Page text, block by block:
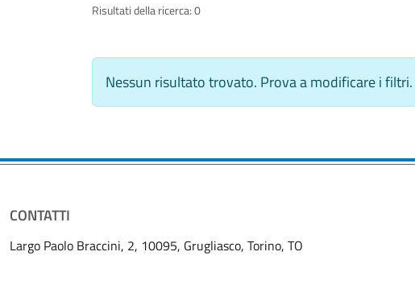
Risultati della ricerca: 0
Nessun risultato trovato. Prova a modificare i filtri.
CONTATTI
Largo Paolo Braccini, 2, 10095, Grugliasco, Torino, TO